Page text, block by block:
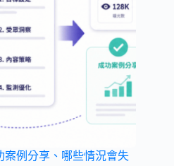
案例分享、哪些情況會失